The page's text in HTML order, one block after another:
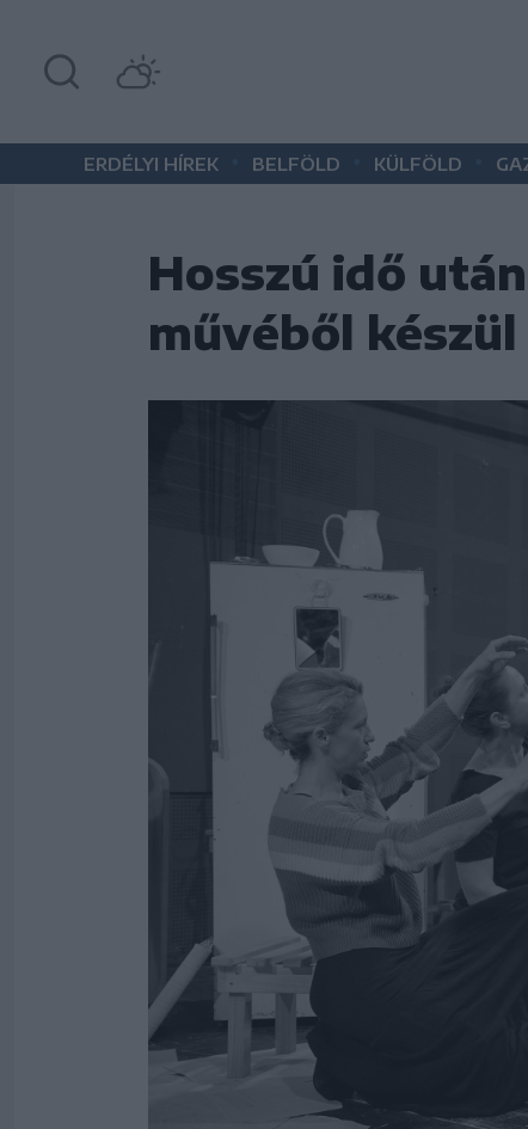
ERDÉLYI HÍREK BELFÖLD KÜLFÖLD
Hosszú idő
művéből